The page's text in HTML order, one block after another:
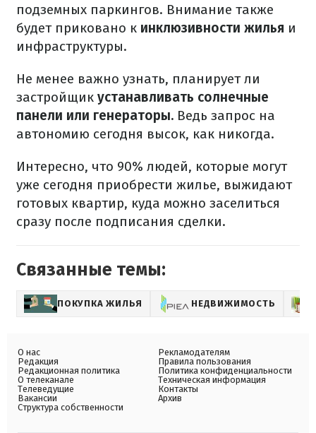
подземных паркингов. Внимание также
будет приковано к инклюзивности жилья и
инфраструктуры.
Не менее важно узнать, планирует ли
застройщик устанавливать солнечные
панели или генераторы. Ведь запрос на
автономию сегодня высок, как никогда.
Интересно, что 90% людей, которые могут
уже сегодня приобрести жилье, выжидают
готовых квартир, куда можно заселиться
сразу после подписания сделки.
Связанные темы:
ПОКУПКА ЖИЛЬЯ НЕДВИЖИМОСТЬ
О нас
Редакция
Редакционная политика
О телеканале
Телеведущие
Вакансии
Структура собственности
Рекламодателям
Правила пользования
Политика конфиденциальности
Техническая информация
Контакты
Архив